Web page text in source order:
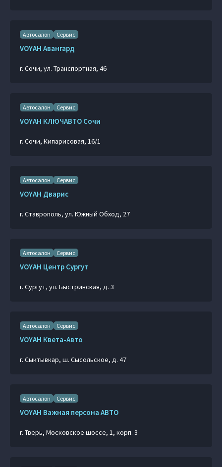
Автосалон Сервис
VOYAH Авангард
г. Сочи, ул. Транспортная, 46
Автосалон Сервис
VOYAH КЛЮЧАВТО Сочи
г. Сочи, Кипарисовая, 16/1
Автосалон Сервис
VOYAH Дварис
г. Ставрополь, ул. Южный Обход, 27
Автосалон Сервис
VOYAH Центр Сургут
г. Сургут, ул. Быстринская, д. 3
Автосалон Сервис
VOYAH Квета-Авто
г. Сыктывкар, ш. Сысольское, д. 47
Автосалон Сервис
VOYAH Важная персона АВТО
г. Тверь, Московское шоссе, 1, корп. 3